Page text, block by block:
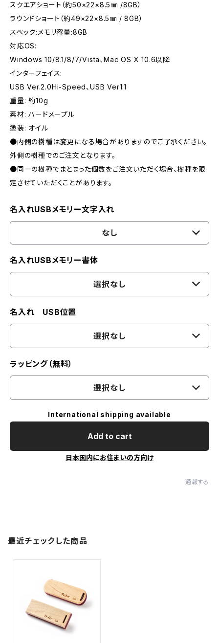
スクエアショート（約50×22×8.5㎜ /8GB）
ラウンドショート（約49×22×8.5㎜ / 8GB）
スペック:メモリ容量:8GB
対応OS:
Windows 10/8.1/8/7/Vista、Mac OS X 10.6以降
インターフェイス:
USB Ver.2.0Hi-Speed、USB Ver1.1
重量: 約10g
素材: ハードメープル
塗装: オイル
●内側の樹種は変更になる場合がありますのでご了承ください。
外側の樹種でのご注文となります。
●同一の樹種でまとまった個数をご注文いただく場合、樹種を限
定させていただくことがあります。
名入れUSBメモリー文字入れ
なし
名入れUSBメモリー書体
選択なし
名入れ USB位置
選択なし
ラッピング（無料）
選択なし
International shipping available
Add to cart
日本国内にお住まいの方向け
通報する
最近チェックした商品